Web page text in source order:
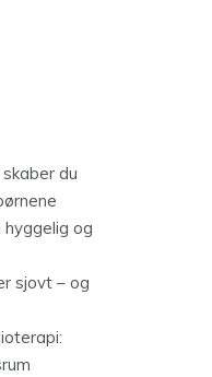
du
og
sjovt – og